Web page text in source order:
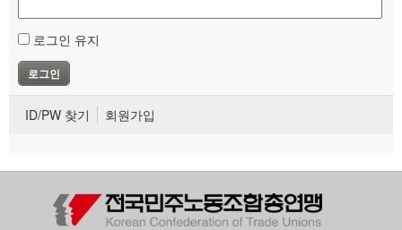
로그인 유지
ID/PW 찾기 회원가입